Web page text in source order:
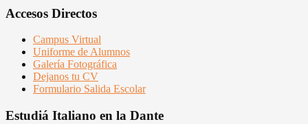
Accesos Directos
Campus Virtual
Uniforme de Alumnos
Galería Fotográfica
Dejanos tu CV
Formulario Salida Escolar
Estudiá Italiano en la Dante